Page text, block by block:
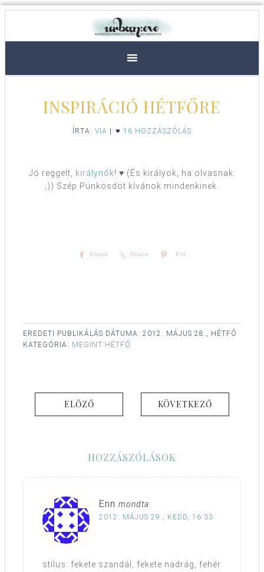
INSPIRÁCIÓ HÉTFŐRE
ÍRTA: VIA 16 HOZZÁSZÓLÁS
Jó reggelt, királynők! ♥ (És királyok, ha olvasnak.
;)) Szép Pünkösdöt kívánok mindenkinek.
Share Share Pin
EREDETI PUBLIKÁLÁS DÁTUMA: 2012. MÁJUS 28., HÉTFŐ
KATEGÓRIA: MEGINT HÉTFŐ
ELŐZŐ KÖVETKEZŐ
HOZZÁSZÓLÁSOK
Enn mondta
2012. MÁJUS 29., KEDD, 16:33
stílus: fekete szandál, fekete nadrág, fehér